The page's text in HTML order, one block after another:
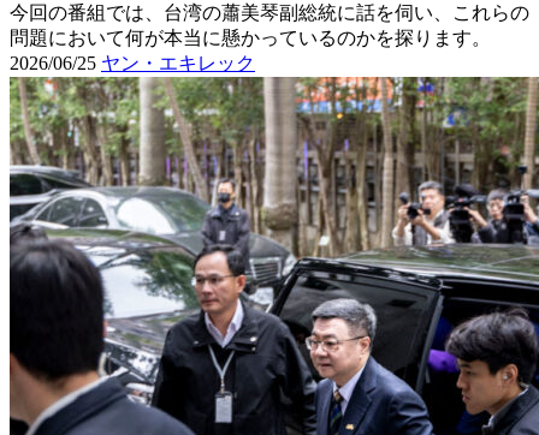
今回の番組では、台湾の蕭美琴副総統に話を伺い、これらの
問題において何が本当に懸かっているのかを探ります。
2026/06/25 ヤン・エキレック